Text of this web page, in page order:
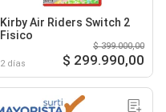
Kirby Air Riders Switch 2
Fisico
2 días
$ 399.000,00
$ 299.990,00